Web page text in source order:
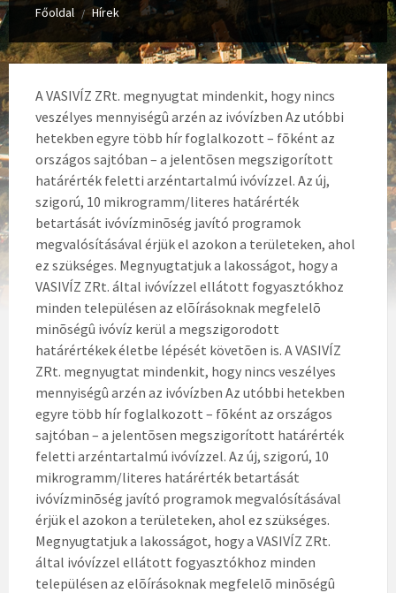
Főoldal / Hírek
A VASIVÍZ ZRt. megnyugtat mindenkit, hogy nincs
veszélyes mennyiségû arzén az ivóvízben Az utóbbi
hetekben egyre több hír foglalkozott – fõként az
országos sajtóban – a jelentõsen megszigorított
határérték feletti arzéntartalmú ivóvízzel. Az új,
szigorú, 10 mikrogramm/literes határérték
betartását ivóvízminõség javító programok
megvalósításával érjük el azokon a területeken, ahol
ez szükséges. Megnyugtatjuk a lakosságot, hogy a
VASIVÍZ ZRt. által ivóvízzel ellátott fogyasztókhoz
minden településen az elõírásoknak megfelelõ
minõségû ivóvíz kerül a megszigorodott
határértékek életbe lépését követõen is. A VASIVÍZ
ZRt. megnyugtat mindenkit, hogy nincs veszélyes
mennyiségû arzén az ivóvízben Az utóbbi hetekben
egyre több hír foglalkozott – fõként az országos
sajtóban – a jelentõsen megszigorított határérték
feletti arzéntartalmú ivóvízzel. Az új, szigorú, 10
mikrogramm/literes határérték betartását
ivóvízminõség javító programok megvalósításával
érjük el azokon a területeken, ahol ez szükséges.
Megnyugtatjuk a lakosságot, hogy a VASIVÍZ ZRt.
által ivóvízzel ellátott fogyasztókhoz minden
településen az elõírásoknak megfelelõ minõségû